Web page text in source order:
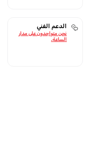
الدعم الفني
نحن متواجدون على مدار
الساعة.